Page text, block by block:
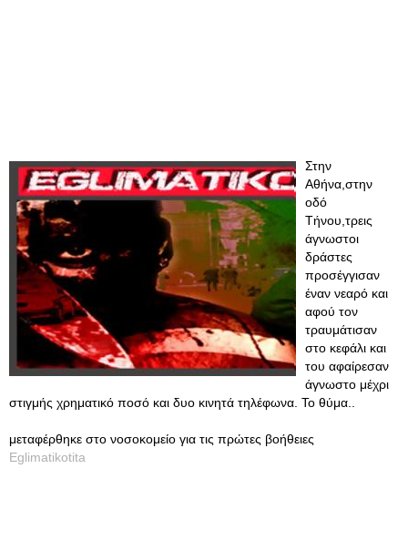
Στην
Αθήνα,στην
οδό
Τήνου,τρεις
άγνωστοι
δράστες
προσέγγισαν
έναν νεαρό και
αφού τον
τραυμάτισαν
στο κεφάλι και
του αφαίρεσαν
άγνωστο μέχρι
στιγμής χρηματικό ποσό και δυο κινητά τηλέφωνα. Το θύμα..
μεταφέρθηκε στο νοσοκομείο για τις πρώτες βοήθειες
Eglimatikotita